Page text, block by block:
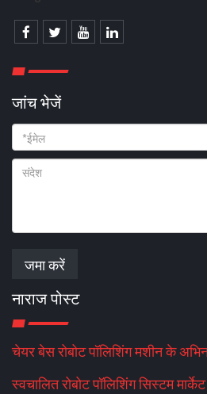
जांच भेजें
जमा करें
नाराज पोस्ट
चेयर बेस रोबोट पॉलिशिंग मशीन के
स्वचालित रोबोट पॉलिशिंग सिस्टम